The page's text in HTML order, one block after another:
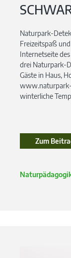
Naturpark-
Freizeitspaß
Internetseite
drei Naturpark-
Gäste in Haus,
winterliche
Zum